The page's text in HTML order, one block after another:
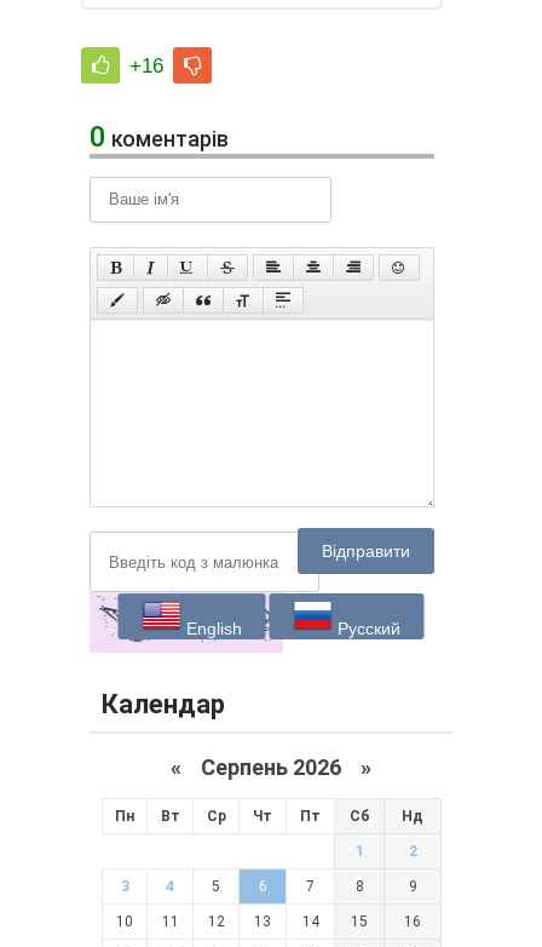
+16
0 коментарів
Відправити
English Русский
Календар
« Серпень 2026 »
Пн Вт Ср Чт Пт Сб Нд
1 2
3 4 5 6 7 8 9
10 11 12 13 14 15 16